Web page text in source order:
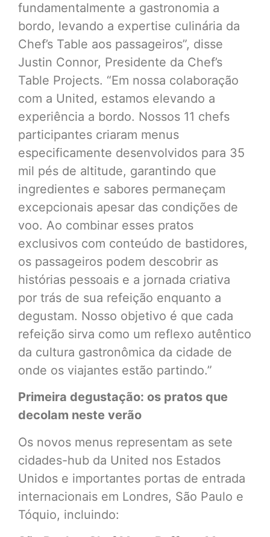
fundamentalmente a gastronomia a
bordo, levando a expertise culinária da
Chef’s Table aos passageiros”, disse
Justin Connor, Presidente da Chef’s
Table Projects. “Em nossa colaboração
com a United, estamos elevando a
experiência a bordo. Nossos 11 chefs
participantes criaram menus
especificamente desenvolvidos para 35
mil pés de altitude, garantindo que
ingredientes e sabores permaneçam
excepcionais apesar das condições de
voo. Ao combinar esses pratos
exclusivos com conteúdo de bastidores,
os passageiros podem descobrir as
histórias pessoais e a jornada criativa
por trás de sua refeição enquanto a
degustam. Nosso objetivo é que cada
refeição sirva como um reflexo autêntico
da cultura gastronômica da cidade de
onde os viajantes estão partindo.”
Primeira degustação: os pratos que
decolam neste verão
Os novos menus representam as sete
cidades-hub da United nos Estados
Unidos e importantes portas de entrada
internacionais em Londres, São Paulo e
Tóquio, incluindo: